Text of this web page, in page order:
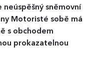
neúspěšný sněmovní
Motoristé sobě má
s obchodem
prokazatelnou